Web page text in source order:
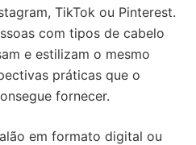
TikTok ou Pinterest.
com tipos de cabelo
e estilizam o mesmo
práticas que o
fornecer.
em formato digital ou